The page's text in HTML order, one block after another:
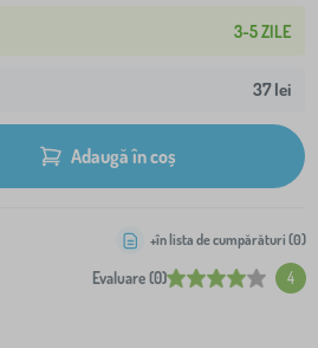
3-5 ZILE
37 lei
Adaugă în coș
Evaluare (0) 4
+în lista de cumpărături (0)